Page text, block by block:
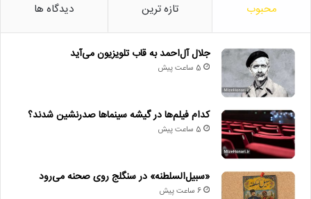
نگارگری_ایرانی
وزارت فرهنگ و ارشاداسلامی
محبوب تازه ترین دیدگاه ها
جلال آل‌احمد به قاب تلویزیون می‌آید
5 ساعت پیش
کدام فیلم‌ها در گیشه سینماها صدرنشین شدند؟
5 ساعت پیش
«سبیل‌السلطنه» در سنگلج روی صحنه می‌رود
6 ساعت پیش